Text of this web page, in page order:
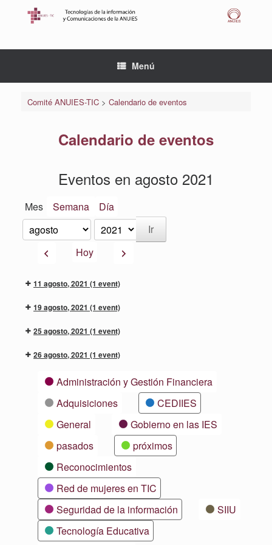
Menú
Comité ANUIES-TIC> Calendario de eventos
Calendario de eventos
Eventos en agosto 2021
Mes Semana Día
Mes
Año
AnteriorHoy Siguiente
11 agosto, 2021 (1 event)
19 agosto, 2021 (1 event)
25 agosto, 2021 (1 event)
26 agosto, 2021 (1 event)
CategoríasAdministración y Gestión Financiera
Adquisiciones
CEDIIES
General
Gobierno en las IES
pasados
próximos
Reconocimientos
Red de mujeres en TIC
Seguridad de la información
SIIU
Tecnología Educativa